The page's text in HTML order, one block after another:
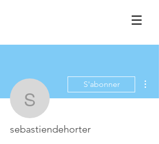
S'abonner
sebastiendehorter